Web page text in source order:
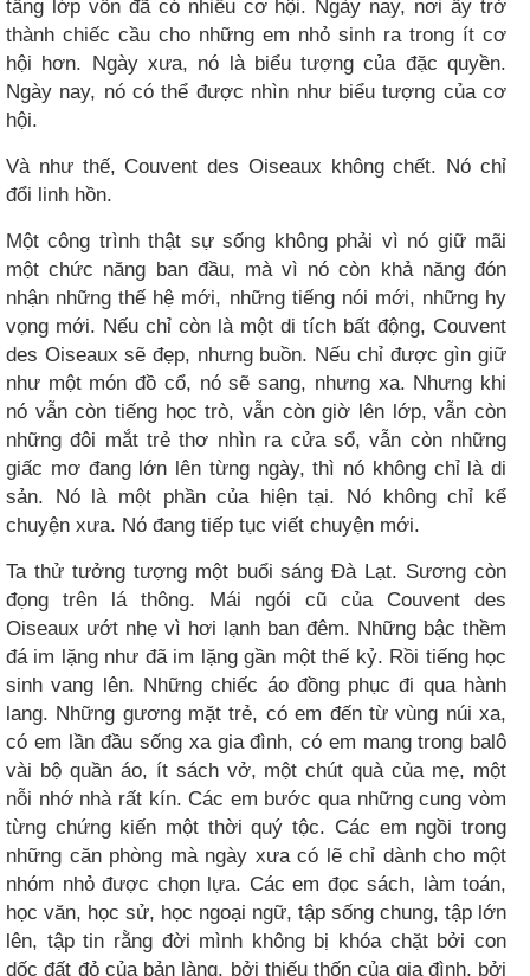
tầng lớp vốn đã có nhiều cơ hội. Ngày nay, nơi ấy trở
thành chiếc cầu cho những em nhỏ sinh ra trong ít cơ
hội hơn. Ngày xưa, nó là biểu tượng của đặc quyền.
Ngày nay, nó có thể được nhìn như biểu tượng của cơ
hội.
Và như thế, Couvent des Oiseaux không chết. Nó chỉ
đổi linh hồn.
Một công trình thật sự sống không phải vì nó giữ mãi
một chức năng ban đầu, mà vì nó còn khả năng đón
nhận những thế hệ mới, những tiếng nói mới, những hy
vọng mới. Nếu chỉ còn là một di tích bất động, Couvent
des Oiseaux sẽ đẹp, nhưng buồn. Nếu chỉ được gìn giữ
như một món đồ cổ, nó sẽ sang, nhưng xa. Nhưng khi
nó vẫn còn tiếng học trò, vẫn còn giờ lên lớp, vẫn còn
những đôi mắt trẻ thơ nhìn ra cửa sổ, vẫn còn những
giấc mơ đang lớn lên từng ngày, thì nó không chỉ là di
sản. Nó là một phần của hiện tại. Nó không chỉ kể
chuyện xưa. Nó đang tiếp tục viết chuyện mới.
Ta thử tưởng tượng một buổi sáng Đà Lạt. Sương còn
đọng trên lá thông. Mái ngói cũ của Couvent des
Oiseaux ướt nhẹ vì hơi lạnh ban đêm. Những bậc thềm
đá im lặng như đã im lặng gần một thế kỷ. Rồi tiếng học
sinh vang lên. Những chiếc áo đồng phục đi qua hành
lang. Những gương mặt trẻ, có em đến từ vùng núi xa,
có em lần đầu sống xa gia đình, có em mang trong balô
vài bộ quần áo, ít sách vở, một chút quà của mẹ, một
nỗi nhớ nhà rất kín. Các em bước qua những cung vòm
từng chứng kiến một thời quý tộc. Các em ngồi trong
những căn phòng mà ngày xưa có lẽ chỉ dành cho một
nhóm nhỏ được chọn lựa. Các em đọc sách, làm toán,
học văn, học sử, học ngoại ngữ, tập sống chung, tập lớn
lên, tập tin rằng đời mình không bị khóa chặt bởi con
dốc đất đỏ của bản làng, bởi thiếu thốn của gia đình, bởi